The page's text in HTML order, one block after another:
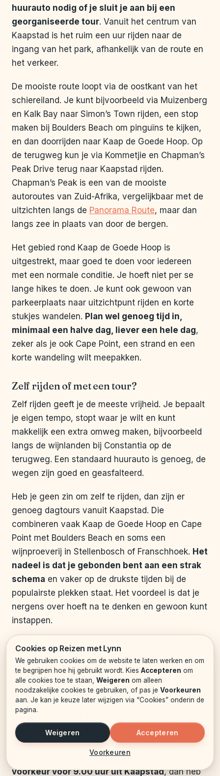
huurauto nodig of je sluit je aan bij een
georganiseerde tour. Vanuit het centrum van
Kaapstad is het ruim een uur rijden naar de
ingang van het park, afhankelijk van de route en
het verkeer.
De mooiste route loopt via de oostkant van het
schiereiland. Je kunt bijvoorbeeld via Muizenberg
en Kalk Bay naar Simon’s Town rijden, een stop
maken bij Boulders Beach om pinguïns te kijken,
en dan doorrijden naar Kaap de Goede Hoop. Op
de terugweg kun je via Kommetjie en Chapman’s
Peak Drive terug naar Kaapstad rijden.
Chapman’s Peak is een van de mooiste
autoroutes van Zuid-Afrika, vergelijkbaar met de
uitzichten langs de Panorama Route, maar dan
langs zee in plaats van door de bergen.
Het gebied rond Kaap de Goede Hoop is
uitgestrekt, maar goed te doen voor iedereen
met een normale conditie. Je hoeft niet per se
lange hikes te doen. Je kunt ook gewoon van
parkeerplaats naar uitzichtpunt rijden en korte
stukjes wandelen. Plan wel genoeg tijd in,
minimaal een halve dag, liever een hele dag,
zeker als je ook Cape Point, een strand en een
korte wandeling wilt meepakken.
Zelf rijden of met een tour?
Zelf rijden geeft je de meeste vrijheid. Je bepaalt
je eigen tempo, stopt waar je wilt en kunt
makkelijk een extra omweg maken, bijvoorbeeld
langs de wijnlanden bij Constantia op de
terugweg. Een standaard huurauto is genoeg, de
wegen zijn goed en geasfalteerd.
Heb je geen zin om zelf te rijden, dan zijn er
genoeg dagtours vanuit Kaapstad. Die
combineren vaak Kaap de Goede Hoop en Cape
Point met Boulders Beach en soms een
wijnproeverij in Stellenbosch of Franschhoek. Het
nadeel is dat je gebonden bent aan een strak
schema en vaker op de drukste tijden bij de
populairste plekken staat. Het voordeel is dat je
nergens over hoeft na te denken en gewoon kunt
instappen.
Zelf rijden: meer vrijheid, fijn als je graag
stopt voor foto’s en korte wandelingen
Tour: handig als je kort in Kaapstad bent of
autorijden hier spannend vindt
Welke optie je ook kiest, zorg dat je op tijd bij de
ingang van het park bent. In het hoogseizoen kan
het daar druk worden, vooral in weekenden en
tijdens Zuid-Afrikaanse vakanties.
voorkeur voor 9.00 uur uit Kaapstad, dan heb
Cookies op Reizen met Lynn
We gebruiken cookies om de website te laten werken en om
te begrijpen hoe hij gebruikt wordt. Kies Accepteren om
alle cookies toe te staan, Weigeren om alleen
noodzakelijke cookies te gebruiken, of pas je Voorkeuren
aan. Je kan je keuze later wijzigen via “Cookies” onderin de
pagina.
Weigeren
Voorkeuren
Accepteren